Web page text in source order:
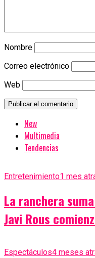
Nombre
Correo electrónico
Web
New
Multimedia
Tendencias
Entretenimiento1 mes
La ranchera
Javi Rous
Espectáculos4 meses